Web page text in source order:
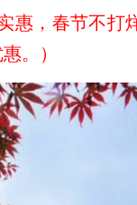
，春节不打
。）